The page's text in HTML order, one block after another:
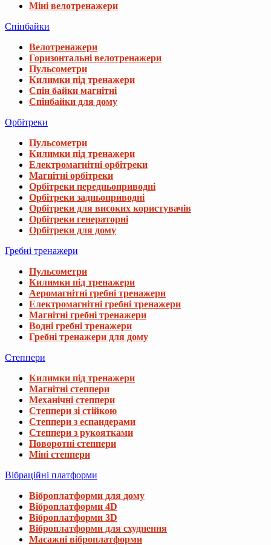
Міні велотренажери
Спінбайки
Велотренажери
Горизонтальні велотренажери
Пульсометри
Килимки під тренажери
Спін байки магнітні
Спінбайки для дому
Орбітреки
Пульсометри
Килимки під тренажери
Електромагнітні орбітреки
Магнітні орбітреки
Орбітреки передньоприводні
Орбітреки задньоприводні
Орбітреки для високих користувачів
Орбітреки генераторні
Орбітреки для дому
Гребні тренажери
Пульсометри
Килимки під тренажери
Аеромагнітні гребні тренажери
Електромагнітні гребні тренажери
Магнітні гребні тренажери
Водні гребні тренажери
Гребні тренажери для дому
Степпери
Килимки під тренажери
Магнітні степпери
Механічні степпери
Степпери зі стійкою
Степпери з еспандерами
Степпери з рукоятками
Поворотні степпери
Міні степпери
Вібраційні платформи
Віброплатформи для дому
Віброплатформи 4D
Віброплатформи 3D
Віброплатформи для схуднення
Масажні віброплатформи